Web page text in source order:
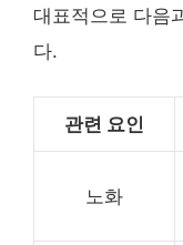
대표적으로 다음
다.
관련 요인
노화